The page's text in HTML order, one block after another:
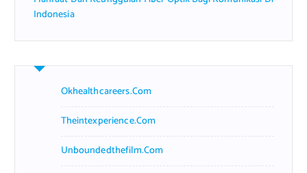
Indonesia
Okhealthcareers.com
Theintexperience.com
Unboundedthefilm.com